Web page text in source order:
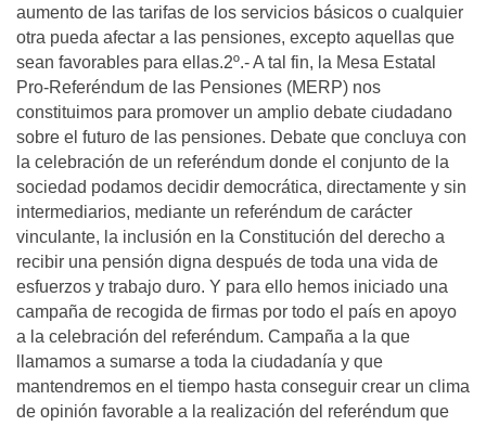
aumento de las tarifas de los servicios básicos o cualquier
otra pueda afectar a las pensiones, excepto aquellas que
sean favorables para ellas.2º.- A tal fin, la Mesa Estatal
Pro-Referéndum de las Pensiones (MERP) nos
constituimos para promover un amplio debate ciudadano
sobre el futuro de las pensiones. Debate que concluya con
la celebración de un referéndum donde el conjunto de la
sociedad podamos decidir democrática, directamente y sin
intermediarios, mediante un referéndum de carácter
vinculante, la inclusión en la Constitución del derecho a
recibir una pensión digna después de toda una vida de
esfuerzos y trabajo duro. Y para ello hemos iniciado una
campaña de recogida de firmas por todo el país en apoyo
a la celebración del referéndum. Campaña a la que
llamamos a sumarse a toda la ciudadanía y que
mantendremos en el tiempo hasta conseguir crear un clima
de opinión favorable a la realización del referéndum que